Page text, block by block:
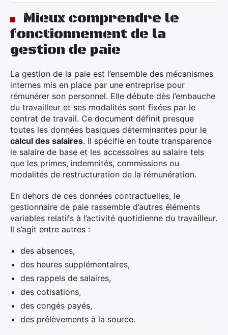
Mieux comprendre le
fonctionnement de la
gestion de paie
La gestion de la paie est l’ensemble des mécanismes
internes mis en place par une entreprise pour
rémunérer son personnel. Elle débute dès l’embauche
du travailleur et ses modalités sont fixées par le
contrat de travail. Ce document définit presque
toutes les données basiques déterminantes pour le
calcul des salaires. Il spécifie en toute transparence
le salaire de base et les accessoires au salaire tels
que les primes, indemnités, commissions ou
modalités de restructuration de la rémunération.
En dehors de ces données contractuelles, le
gestionnaire de paie rassemble d’autres éléments
variables relatifs à l’activité quotidienne du travailleur.
Il s’agit entre autres :
des absences,
des heures supplémentaires,
des rappels de salaires,
des cotisations,
des congés payés,
des prélèvements à la source.